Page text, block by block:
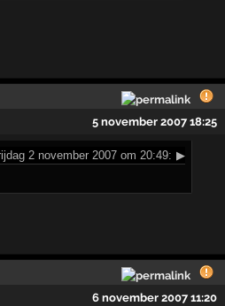
5 november 2007 18:25
2 november 2007 om 20:49: ▶
6 november 2007 11:20